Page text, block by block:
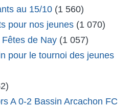
au 15/10 (1 560)
pour nos jeunes (1 070)
de Nay (1 057)
pour le tournoi des jeunes
A 0-2 Bassin Arcachon FC